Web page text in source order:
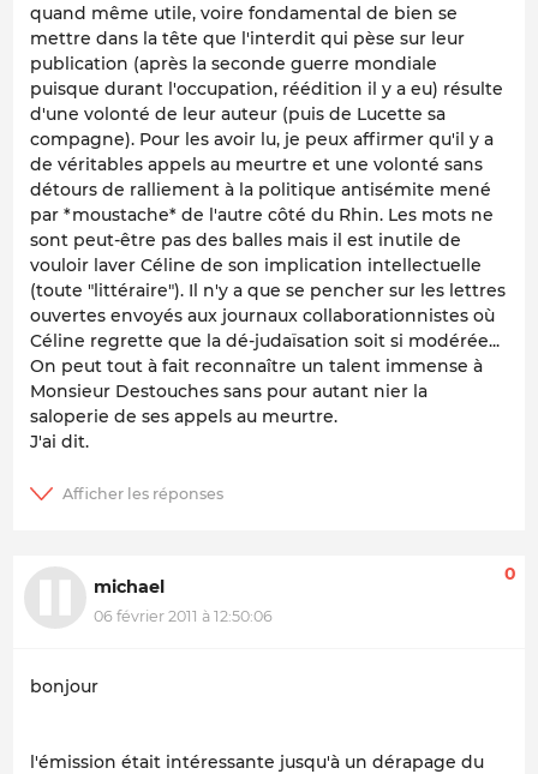
quand même utile, voire fondamental de bien se
mettre dans la tête que l'interdit qui pèse sur leur
publication (après la seconde guerre mondiale
puisque durant l'occupation, réédition il y a eu) résulte
d'une volonté de leur auteur (puis de Lucette sa
compagne). Pour les avoir lu, je peux affirmer qu'il y a
de véritables appels au meurtre et une volonté sans
détours de ralliement à la politique antisémite mené
par *moustache* de l'autre côté du Rhin. Les mots ne
sont peut-être pas des balles mais il est inutile de
vouloir laver Céline de son implication intellectuelle
(toute "littéraire"). Il n'y a que se pencher sur les lettres
ouvertes envoyés aux journaux collaborationnistes où
Céline regrette que la dé-judaïsation soit si modérée...
On peut tout à fait reconnaître un talent immense à
Monsieur Destouches sans pour autant nier la
saloperie de ses appels au meurtre.
J'ai dit.
michael
06 février 2011 à 12:50:06
0
bonjour
l'émission était intéressante jusqu'à un dérapage du